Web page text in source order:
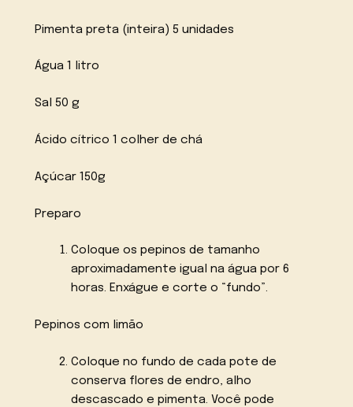
Pimenta preta (inteira) 5 unidades
Água 1 litro
Sal 50 g
Ácido cítrico 1 colher de chá
Açúcar 150g
Preparo
Coloque os pepinos de tamanho
aproximadamente igual na água por 6
horas. Enxágue e corte o “fundo”.
Pepinos com limão
Coloque no fundo de cada pote de
conserva flores de endro, alho
descascado e pimenta. Você pode